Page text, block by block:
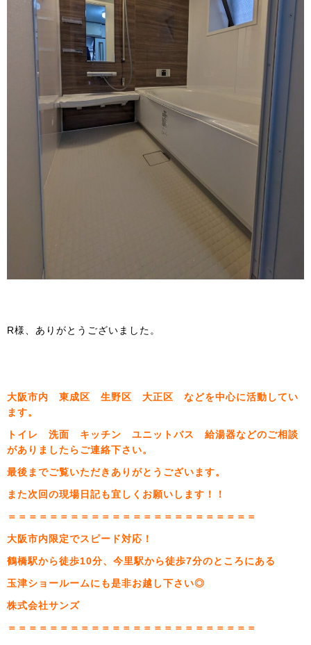
R様、ありがとうございました。
大阪市内 東成区 生野区 大正区 などを中心に活動してい
ます。
トイレ 洗面 キッチン ユニットバス 給湯器などのご相談
がありましたらご連絡下さい。
最後までご覧いただきありがとうございます。
また次回の現場日記も宜しくお願いします！！
＝＝＝＝＝＝＝＝＝＝＝＝＝＝＝＝＝＝＝＝＝＝＝＝
大阪市内限定でスピード対応！
鶴橋駅から徒歩10分、今里駅から徒歩7分のところにある
玉津ショールームにも是非お越し下さい◎
株式会社サンズ
＝＝＝＝＝＝＝＝＝＝＝＝＝＝＝＝＝＝＝＝＝＝＝＝